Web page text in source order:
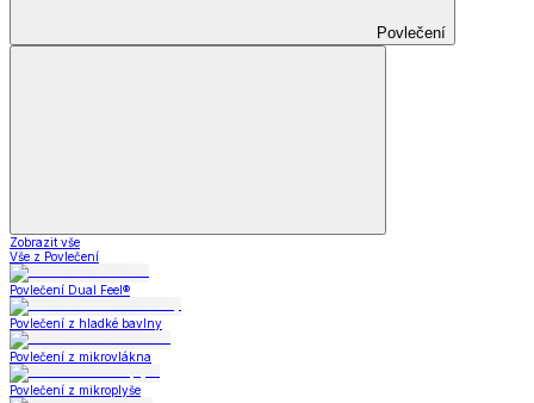
Povlečení
Zobrazit vše
Vše z Povlečení
Povlečení Dual Feel®
Povlečení z hladké bavlny
Povlečení z mikrovlákna
Povlečení z mikroplyše